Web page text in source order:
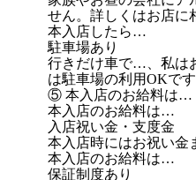
せん。詳しくはお店に
本入店したら…
駐車場あり
行きだけ車で…、私は
は駐車場の利用OKです
⑤ 本入店のお給料は…
本入店のお給料は…
入店祝い金・支度金
本入店時にはお祝い金
本入店のお給料は…
保証制度あり